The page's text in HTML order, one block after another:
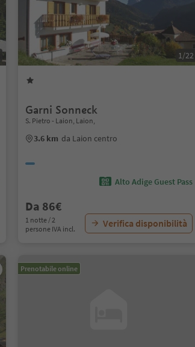
1/22
Garni Sonneck
S. Pietro - Laion, Laion,
3.6 km da Laion centro
Alto Adige Guest Pass
Da 86€
1 notte / 2
persone IVA incl.
Verifica disponibilità
Prenotabile online